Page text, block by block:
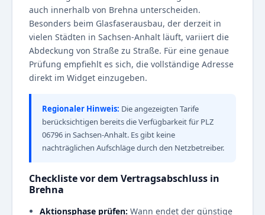
auch innerhalb von Brehna unterscheiden.
Besonders beim Glasfaserausbau, der derzeit in
vielen Städten in Sachsen-Anhalt läuft, variiert die
Abdeckung von Straße zu Straße. Für eine genaue
Prüfung empfiehlt es sich, die vollständige Adresse
direkt im Widget einzugeben.
Regionaler Hinweis: Die angezeigten Tarife
berücksichtigen bereits die Verfügbarkeit für PLZ
06796 in Sachsen-Anhalt. Es gibt keine
nachträglichen Aufschläge durch den Netzbetreiber.
Checkliste vor dem Vertragsabschluss in
Brehna
Aktionsphase prüfen: Wann endet der günstige